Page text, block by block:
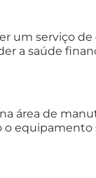
um serviço
a saúde
área de
o